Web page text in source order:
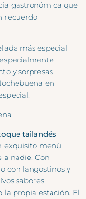
gastronómica que
recuerdo
más especial
y sorpresas
en
tailandés
exquisito menú
nadie. Con
con langostinos y
sabores
la propia estación. El